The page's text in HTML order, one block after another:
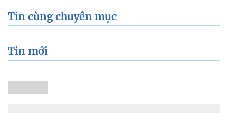
Tin cùng chuyên mục
Tin mới